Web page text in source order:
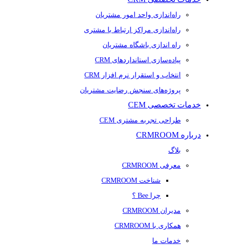
راه‌اندازی واحد امور مشتریان
راه‌اندازی مراکز ارتباط با مشتری
راه اندازی باشگاه مشتریان
پیاده‌سازی استانداردهای CRM
انتخاب و استقرار نرم افزار CRM
پروژه‌های سنجش رضایت مشتریان
خدمات تخصصی CEM
طراحی تجربه مشتری CEM
درباره CRMROOM
بلاگ
معرفی CRMROOM
شناخت CRMROOM
چرا Bee ؟
مدیران CRMROOM
همکاری با CRMROOM
خدمات ما